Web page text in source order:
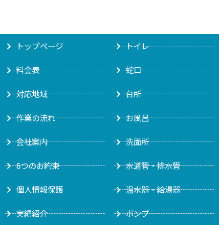
トップページ
料金表
対応地域
作業の流れ
会社案内
6つのお約束
個人情報保護
実績紹介
トイレ
蛇口
台所
お風呂
洗面所
水道管・排水管
温水器・給湯器
ポンプ